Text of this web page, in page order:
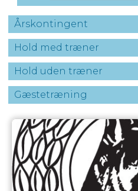
Årskontingent
Hold med træner
Hold uden træner
Gæstetræning